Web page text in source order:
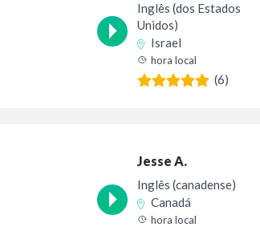
Inglês (dos Estados
Unidos)
Israel
hora local
(6)
Jesse A.
Inglês (canadense)
Canadá
hora local